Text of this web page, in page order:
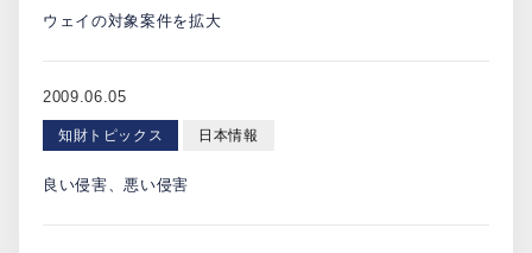
ウェイの対象案件を拡大
2009.06.05
知財トピックス 日本情報
良い侵害、悪い侵害